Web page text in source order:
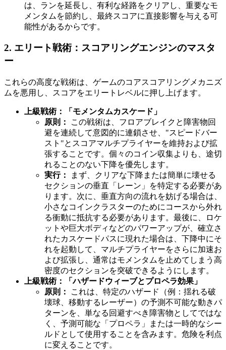
は、ランを延長し、有利な経路をクリアし、重要なモ
メンタムを節約し、最終スコアに直接影響を与える可
能性があるからです。
2. エリート戦術：スコアリングエンジンのマスタ
ー
これらの高度な戦術は、ゲームのコアスコアリングメカニズ
ムを悪用し、スコアをエリートレベルに押し上げます。
上級戦術：「モメンタムカスケード」
原則：
この戦術は、フロアブレイクと障害物回
避を連続して意図的に連鎖させ、"スピードバー
スト"とスコアマルチプライヤーを維持および拡
張することです。個々のコイン収集よりも、途切
れることのない下降を優先します。
実行：
まず、クリアな下降または簡単に壊せる
セクションの垂直「レーン」を特定する必要があ
ります。次に、垂直方向の流れを妨げる場合は、
小さなコインクラスターのためにコースから外れ
る衝動に抵抗する必要があります。最後に、ロケ
ットや巨大ボディなどのパワーアップが、確立さ
れたカスケードパスに現れた場合は、下降中にそ
れを起動して、マルチプライヤーをさらに加速お
よび拡張し、通常はモメンタムを止めてしまう高
密度のセクションを突破できるようにします。
上級戦術：「ハザードウィーブとプロペラ効果」
原則：
これは、特定のハザード（例：揺れる破
壊球、移動するレーザー）の予測不可能な動きパ
ターンを、単なる回避すべき障害物としてではな
く、予測可能な「プロペラ」または一時的なシー
ルドとして使用することを含みます。危険を利点
に変えることです。